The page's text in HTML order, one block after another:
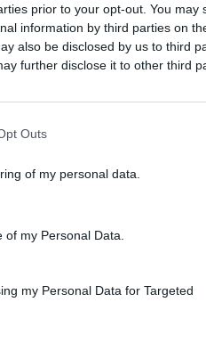
prior to your opt-out. You may
information by third parties on
also be disclosed by us to third
further disclose it to other third
Outs
of my personal data.
my Personal Data.
my Personal Data for Targeted